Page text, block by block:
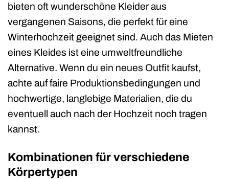
bieten oft wunderschöne Kleider aus
vergangenen Saisons, die perfekt für eine
Winterhochzeit geeignet sind. Auch das Mieten
eines Kleides ist eine umweltfreundliche
Alternative. Wenn du ein neues Outfit kaufst,
achte auf faire Produktionsbedingungen und
hochwertige, langlebige Materialien, die du
eventuell auch nach der Hochzeit noch tragen
kannst.
Kombinationen für verschiedene
Körpertypen